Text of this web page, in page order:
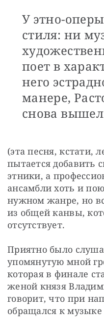
У этно-
стиля: ни
поет в
него
манере,
снова
(эта песня, кстати,
пытается добавить
этники, а
ансамбли хоть и
нужном жанре, но
из общей канвы,
отсутствует.
Приятно было
упомянутую мной
которая в финале
женой князя
говорит, что при
обращался к музыке